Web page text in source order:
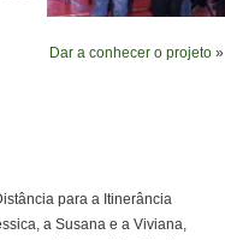
Dar a conhecer o projeto »
para a Itinerância
a Susana e a Viviana,